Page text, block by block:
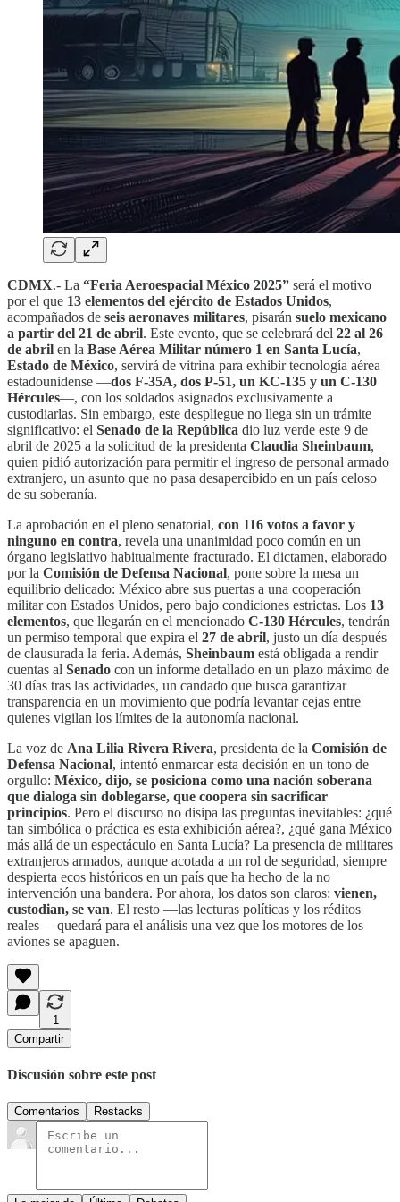
CDMX.- La “Feria Aeroespacial México 2025” será el motivo
por el que 13 elementos del ejército de Estados Unidos,
acompañados de seis aeronaves militares, pisarán suelo mexicano
a partir del 21 de abril. Este evento, que se celebrará del 22 al 26
de abril en la Base Aérea Militar número 1 en Santa Lucía,
Estado de México, servirá de vitrina para exhibir tecnología aérea
estadounidense —dos F-35A, dos P-51, un KC-135 y un C-130
Hércules—, con los soldados asignados exclusivamente a
custodiarlas. Sin embargo, este despliegue no llega sin un trámite
significativo: el Senado de la República dio luz verde este 9 de
abril de 2025 a la solicitud de la presidenta Claudia Sheinbaum,
quien pidió autorización para permitir el ingreso de personal armado
extranjero, un asunto que no pasa desapercibido en un país celoso
de su soberanía.
La aprobación en el pleno senatorial, con 116 votos a favor y
ninguno en contra, revela una unanimidad poco común en un
órgano legislativo habitualmente fracturado. El dictamen, elaborado
por la Comisión de Defensa Nacional, pone sobre la mesa un
equilibrio delicado: México abre sus puertas a una cooperación
militar con Estados Unidos, pero bajo condiciones estrictas. Los 13
elementos, que llegarán en el mencionado C-130 Hércules, tendrán
un permiso temporal que expira el 27 de abril, justo un día después
de clausurada la feria. Además, Sheinbaum está obligada a rendir
cuentas al Senado con un informe detallado en un plazo máximo de
30 días tras las actividades, un candado que busca garantizar
transparencia en un movimiento que podría levantar cejas entre
quienes vigilan los límites de la autonomía nacional.
La voz de Ana Lilia Rivera Rivera, presidenta de la Comisión de
Defensa Nacional, intentó enmarcar esta decisión en un tono de
orgullo: México, dijo, se posiciona como una nación soberana
que dialoga sin doblegarse, que coopera sin sacrificar
principios. Pero el discurso no disipa las preguntas inevitables: ¿qué
tan simbólica o práctica es esta exhibición aérea?, ¿qué gana México
más allá de un espectáculo en Santa Lucía? La presencia de militares
extranjeros armados, aunque acotada a un rol de seguridad, siempre
despierta ecos históricos en un país que ha hecho de la no
intervención una bandera. Por ahora, los datos son claros: vienen,
custodian, se van. El resto —las lecturas políticas y los réditos
reales— quedará para el análisis una vez que los motores de los
aviones se apaguen.
1
Compartir
Discusión sobre este post
Comentarios Restacks